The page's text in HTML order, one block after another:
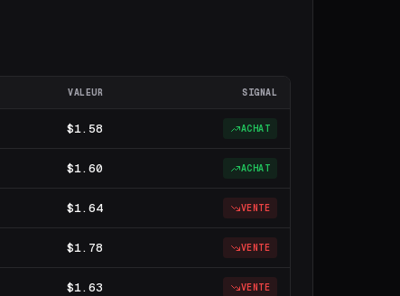
VALEUR SIGNAL
$1.58 ACHAT
$1.60 ACHAT
$1.64 VENTE
$1.78 VENTE
$1.63 VENTE